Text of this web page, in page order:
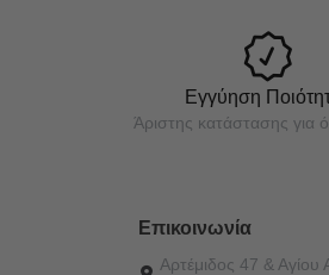
Εγγύηση
Άριστης κατάστασης για
Επικοινωνία
Αρτέμιδος 47 & Αγίου